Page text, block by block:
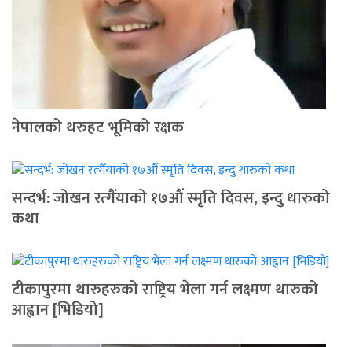
नेपालको थरुहट भूमिको रक्षक
सन्दर्भ: जोखन रत्गैँयाको १७औं स्मृति दिवस, इन्दु थारुको
कथा
टीकापुरमा थारुहरुको राष्ट्रिय भेला गर्न लक्ष्मण थारुको
आह्वान [भिडियो]